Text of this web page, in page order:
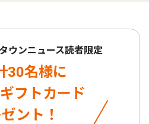
ウンニュース読者限定
30名様に
フトカード
ント！